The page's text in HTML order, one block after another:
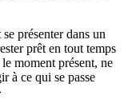
présenter dans un
prêt en tout temps
moment présent, ne
à ce qui se passe